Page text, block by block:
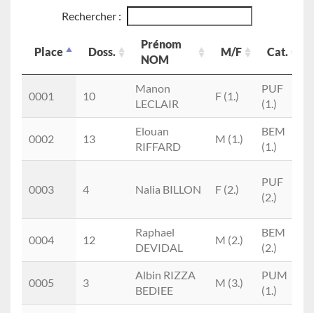
Rechercher :
Place Doss.
Prénom
NOM
M/F Cat.
Prénom
NOM
Cat.
0001
10
Manon
LECLAIR
F (1.)
PUF
(1.)
0002 13
Elouan
RIFFARD
M (1.)
BEM
(1.)
0003 4 Nalia BILLON F (2.)
PUF
(2.)
0004 12
Raphael
DEVIDAL
M (2.)
BEM
(2.)
0005 3
Albin RIZZA
BEDIEE
M (3.)
PUM
(1.)